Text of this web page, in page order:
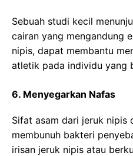
Sebuah studi kecil
cairan yang mengandung
nipis, dapat membantu
atletik pada individu yang
6. Menyegarkan Nafas
Sifat asam dari jeruk nipis
membunuh bakteri
irisan jeruk nipis atau